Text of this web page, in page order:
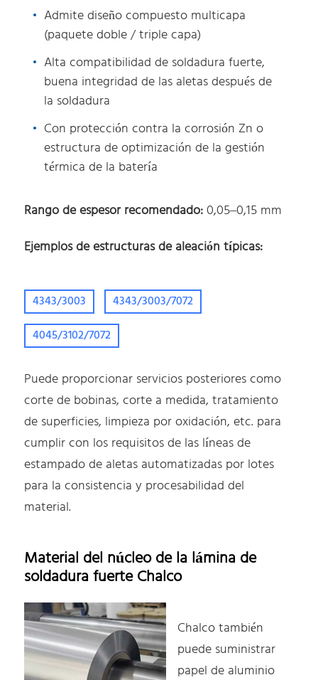
Admite diseño compuesto multicapa
(paquete doble / triple capa)
Alta compatibilidad de soldadura fuerte,
buena integridad de las aletas después de
la soldadura
Con protección contra la corrosión Zn o
estructura de optimización de la gestión
térmica de la batería
Rango de espesor recomendado:0,05–0,15 mm
Ejemplos de estructuras de aleación típicas:
4343/3003
4343/3003/7072
4045/3102/7072
Puede proporcionar servicios posteriores como
corte de bobinas, corte a medida, tratamiento
de superficies, limpieza por oxidación, etc. para
cumplir con los requisitos de las líneas de
estampado de aletas automatizadas por lotes
para la consistencia y procesabilidad del
material.
Material del núcleo de la lámina de
soldadura fuerte Chalco
Chalco también
puede suministrar
papel de aluminio